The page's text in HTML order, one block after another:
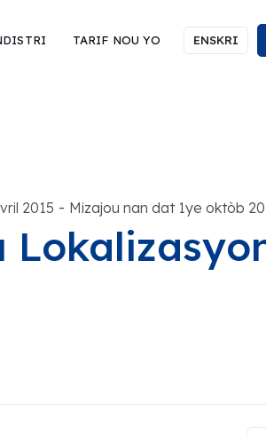
TARIF NOU YO ENSKRI
2015 - Mizajou nan dat 1ye oktòb